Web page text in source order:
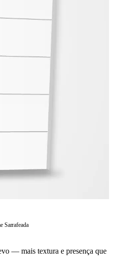
Sarrafeada
— mais textura e presença que